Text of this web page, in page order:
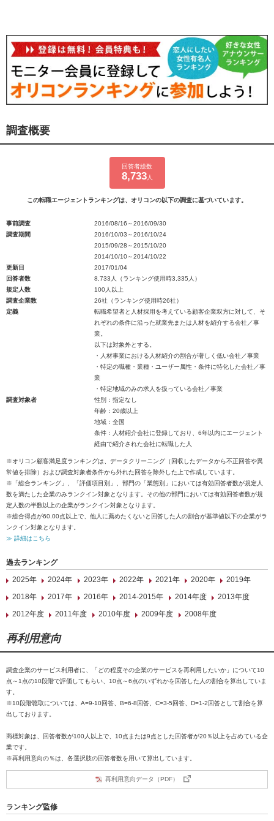
調査概要
回答者総数
8,733人
この転職エージェントランキングは、オリコンの以下の調査に基づいています。
事前調査
2016/08/16～2016/09/30
調査期間
2016/10/03～2016/10/24
2015/09/28～2015/10/20
2014/10/10～2014/10/22
更新日
2017/01/04
回答者数
8,733人（ランキング使用時3,335人）
規定人数
100人以上
調査企業数
26社（ランキング使用時26社）
定義
転職希望者と人材採用を考えている顧客企業双方に対して、そ
れぞれの条件に沿った就業先または人材を紹介する会社／事
業。
以下は対象外とする。
・人材事業における人材紹介の割合が著しく低い会社／事業
・特定の職種・業種・ユーザー属性・条件に特化した会社／事
業
・特定地域のみの求人を扱っている会社／事業
調査対象者
性別：指定なし
年齢：20歳以上
地域：全国
条件：人材紹介会社に登録しており、6年以内にエージェント
経由で紹介された会社に転職した人
※オリコン顧客満足度ランキングは、データクリーニング（回収したデータから不正回答や異
常値を排除）および調査対象者条件から外れた回答を除外した上で作成しています。
※「総合ランキング」、「評価項目別」、部門の「業態別」においては有効回答者数が規定人
数を満たした企業のみランクイン対象となります。その他の部門においては有効回答者数が規
定人数の半数以上の企業がランクイン対象となります。
※総合得点が60.00点以上で、他人に薦めたくないと回答した人の割合が基準値以下の企業がラ
ンクイン対象となります。
≫ 詳細はこちら
過去ランキング
2025年
2024年 2023年 2022年 2021年 2020年
2019年
2018年
2017年 2016年 2014-2015年 2014年度
2013年度
2012年度
2011年度 2010年度 2009年度 2008年度
再利用意向
調査企業のサービス利用者に、「どの程度その企業のサービスを再利用したいか」について10
点～1点の10段階で評価してもらい、10点～6点のいずれかを回答した人の割合を算出していま
す。
※10段階聴取については、A=9-10回答、B=6-8回答、C=3-5回答、D=1-2回答として割合を算
出しております。
商標対象は、回答者数が100人以上で、10点または9点とした回答者が20％以上を占めている企
業です。
※再利用意向の％は、各選択肢の回答者数を用いて算出しています。
再利用意向データ（PDF）
ランキング監修